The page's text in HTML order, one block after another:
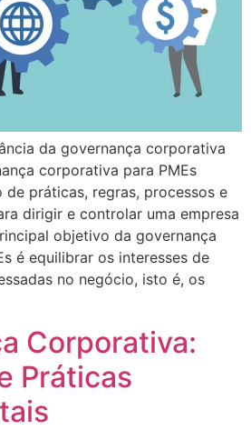
da governança corporativa
corporativa para PMEs
práticas, regras, processos e
dirigir e controlar uma empresa
objetivo da governança
é equilibrar os interesses de
no negócio, isto é, os
Corporativa:
Práticas